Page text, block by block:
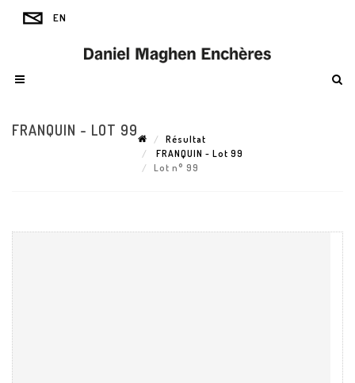
FRANQUIN - LOT 99
Résultat
FRANQUIN - Lot 99
Lot n° 99